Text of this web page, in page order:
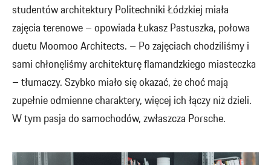
studentów architektury Politechniki Łódzkiej miała
zajęcia terenowe – opowiada Łukasz Pastuszka, połowa
duetu Moomoo Architects. – Po zajęciach chodziliśmy i
sami chłonęliśmy architekturę flamandzkiego miasteczka
– tłumaczy. Szybko miało się okazać, że choć mają
zupełnie odmienne charaktery, więcej ich łączy niż dzieli.
W tym pasja do samochodów, zwłaszcza Porsche.